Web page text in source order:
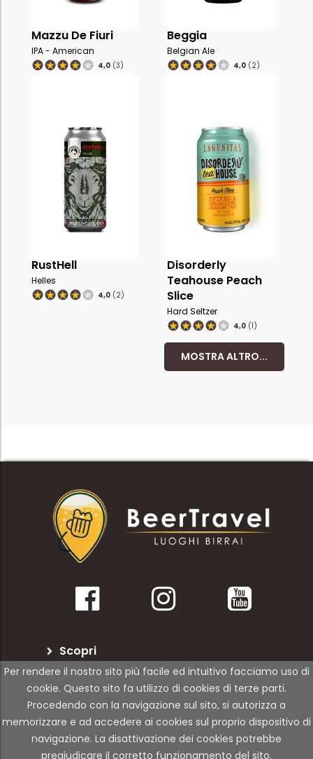
Per rendere il nostro sito più facile ed intuitivo facciamo uso di
cookie. Questo sito fa utilizzo di cookies di terze parti.
Procedendo con la navigazione sul sito, si autorizza a
memorizzare e ad accedere ai cookies sul proprio dispositivo di
navigazione. La disattivazione dei cookies potrebbe
pregiudicare il corretto funzionamento del sito.
Mazzu De Fiuri
IPA - American
4,0 (3)
Beggia
Belgian Ale
4,0 (2)
RustHell
Helles
4,0 (2)
Disorderly
Teahouse Peach
Slice
Hard Seltzer
4,0 (1)
MOSTRA ALTRO...
Scopri
BeerTravel
Per le attività